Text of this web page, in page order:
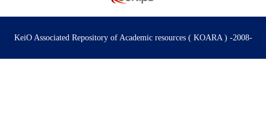
KeiO Associated Repository of Academic resources ( KOARA ) -2008-